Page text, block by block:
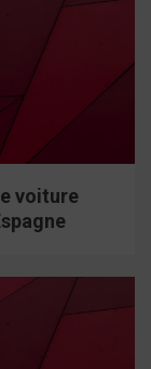
voiture